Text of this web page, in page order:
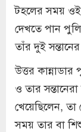
টহলের সময় ওই
দেখতে পান
তাঁর দুই
উত্তর
ও তার
খেয়েছিলেন,
সময় তার বা